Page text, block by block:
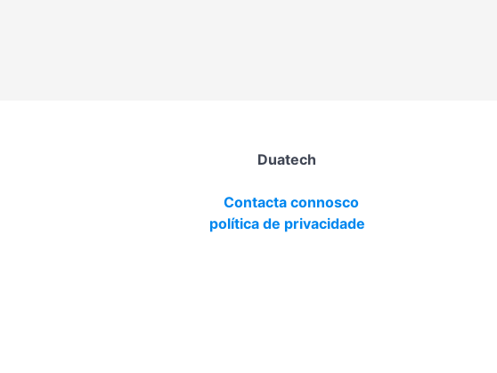
Duatech
Contacta connosco
política de privacidade